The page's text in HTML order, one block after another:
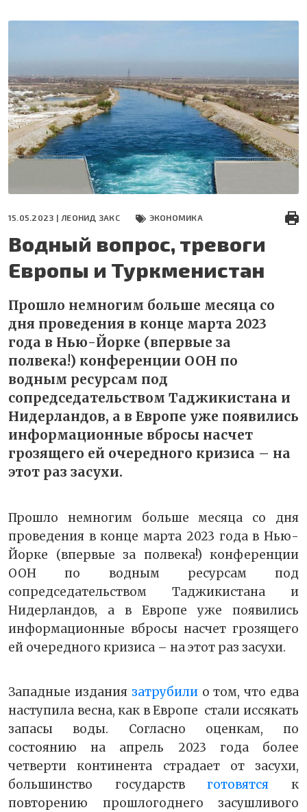
15.05.2023 | ЛЕОНИД ЗАКС ЭКОНОМИКА
Водный вопрос, тревоги
Европы и Туркменистан
Прошло немногим больше месяца со
дня проведения в конце марта 2023
года в Нью-Йорке (впервые за
полвека!) конференции ООН по
водным ресурсам под
сопредседательством Таджикистана и
Нидерландов, а в Европе уже появились
информационные вбросы насчет
грозящего ей очередного кризиса – на
этот раз засухи.
Прошло немногим больше месяца со дня
проведения в конце марта 2023 года в Нью-
Йорке (впервые за полвека!) конференции
ООН по водным ресурсам под
сопредседательством Таджикистана и
Нидерландов, а в Европе уже появились
информационные вбросы насчет грозящего
ей очередного кризиса – на этот раз засухи.
Западные издания затрубилио том, что едва
наступила весна, как в Европе стали иссякать
запасы воды. Согласно оценкам, по
состоянию на апрель 2023 года более
четверти континента страдает от засухи,
большинство государствготовятся к
повторению прошлогоднего засушливого